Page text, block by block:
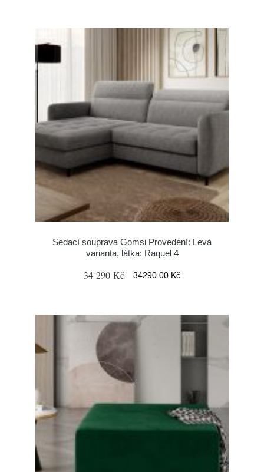
Sedací souprava Gomsi Provedení: Levá
varianta, látka: Raquel 4
34 290 Kč 34290.00 Kč